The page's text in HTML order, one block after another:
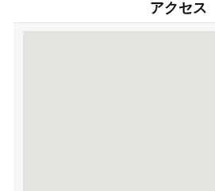
アクセス